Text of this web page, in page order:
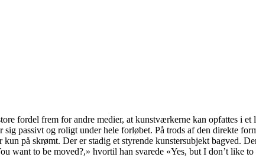
fordel frem for andre medier, at kunstværkerne kan opfattes i et
passivt og roligt under hele forløbet. På trods af den direkte
på skrømt. Der er stadig et styrende kunstersubjekt bagved.
want to be moved?,» hvortil han svarede «Yes, but I don’t like to